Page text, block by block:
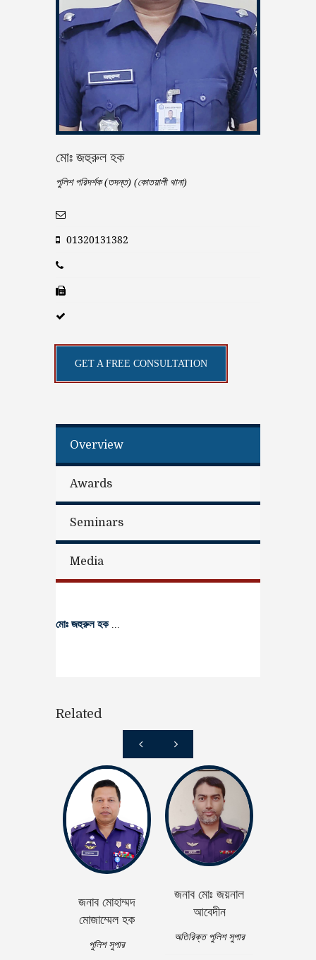
মোঃ জহুরুল হক
পুলিশ পরিদর্শক (তদন্ত) (কোতয়ালী থানা)
01320131382
GET A FREE CONSULTATION
Overview
Awards
Seminars
Media
মোঃ জহুরুল হক...
Related
জনাব মোহাম্মদ
মোজাম্মেল হক
পুলিশ সুপার
জনাব মোঃ জয়নাল
আবেদীন
অতিরিক্ত পুলিশ সুপার